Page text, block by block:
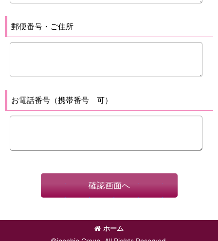
郵便番号・ご住所
お電話番号（携帯番号 可）
確認画面へ
ホーム